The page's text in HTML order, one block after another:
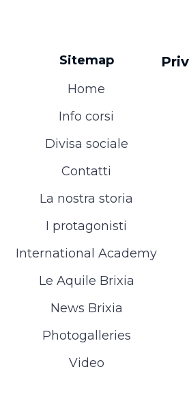
Sitemap
Home
Info corsi
Divisa sociale
Contatti
La nostra storia
I protagonisti
International Academy
Le Aquile Brixia
News Brixia
Photogalleries
Video